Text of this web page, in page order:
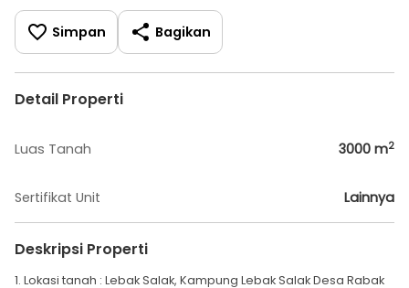
Simpan Bagikan
Detail Properti
Luas Tanah 3000 m2
Sertifikat Unit Lainnya
Deskripsi Properti
1. Lokasi tanah : Lebak Salak, Kampung Lebak Salak Desa Rabak